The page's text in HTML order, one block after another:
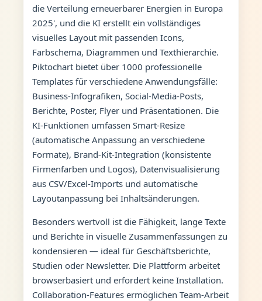
die Verteilung erneuerbarer Energien in Europa
2025', und die KI erstellt ein vollständiges
visuelles Layout mit passenden Icons,
Farbschema, Diagrammen und Texthierarchie.
Piktochart bietet über 1000 professionelle
Templates für verschiedene Anwendungsfälle:
Business-Infografiken, Social-Media-Posts,
Berichte, Poster, Flyer und Präsentationen. Die
KI-Funktionen umfassen Smart-Resize
(automatische Anpassung an verschiedene
Formate), Brand-Kit-Integration (konsistente
Firmenfarben und Logos), Datenvisualisierung
aus CSV/Excel-Imports und automatische
Layoutanpassung bei Inhaltsänderungen.
Besonders wertvoll ist die Fähigkeit, lange Texte
und Berichte in visuelle Zusammenfassungen zu
kondensieren — ideal für Geschäftsberichte,
Studien oder Newsletter. Die Plattform arbeitet
browserbasiert und erfordert keine Installation.
Collaboration-Features ermöglichen Team-Arbeit